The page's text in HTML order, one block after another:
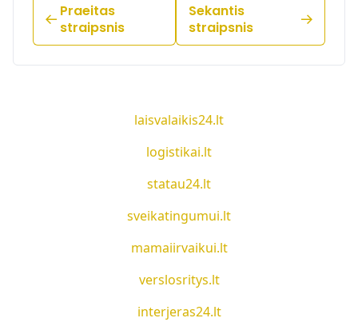
Praeitas
straipsnis
Sekantis
straipsnis
laisvalaikis24.lt
logistikai.lt
statau24.lt
sveikatingumui.lt
mamaiirvaikui.lt
verslosritys.lt
interjeras24.lt